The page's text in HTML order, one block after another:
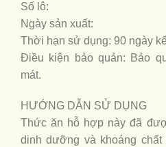
Số lô:
Ngày sản xuất:
Thời hạn sử dụng: 90 ngày
Điều kiện bảo quản: Bảo
mát.
HƯỚNG DẪN SỬ DỤNG
Thức ăn hỗ hợp này đã
dinh dưỡng và khoáng chất